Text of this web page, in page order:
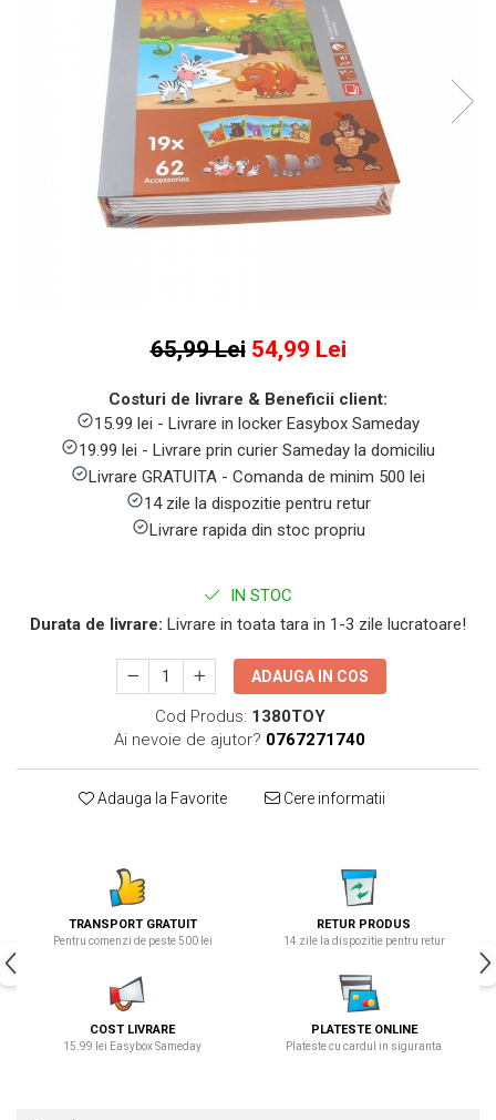
Tablite educative
65,99 Lei 54,99 Lei
Costuri de livrare & Beneficii client:
15.99 lei - Livrare in locker Easybox Sameday
19.99 lei - Livrare prin curier Sameday la domiciliu
Livrare GRATUITA - Comanda de minim 500 lei
14 zile la dispozitie pentru retur
Livrare rapida din stoc propriu
IN STOC
Durata de livrare: Livrare in toata tara in 1-3 zile lucratoare!
ADAUGA IN COS
Cod Produs: 1380TOY
Ai nevoie de ajutor? 0767271740
Adauga la Favorite Cere informatii
TRANSPORT GRATUIT
Pentru comenzi de peste 500 lei
RETUR PRODUS
14 zile la dispozitie pentru retur
COST LIVRARE
15.99 lei Easybox Sameday
PLATESTE ONLINE
Plateste cu cardul in siguranta